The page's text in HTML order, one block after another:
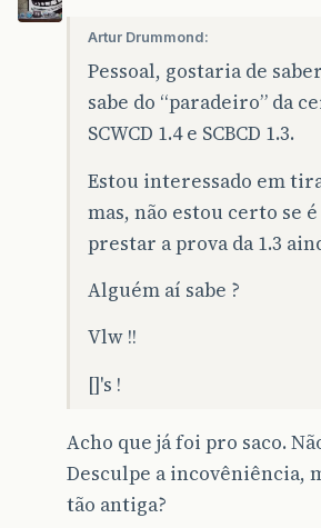
Artur Drummond:
Pessoal, gostaria de
sabe do “paradeiro” da
SCWCD 1.4 e SCBCD 1.3.
Estou interessado em
mas, não estou certo se
prestar a prova da 1.3
Alguém aí sabe ?
Vlw !!
[]'s !
Acho que já foi pro saco.
Desculpe a incovêniência,
tão antiga?